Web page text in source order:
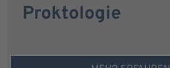
Proktologie